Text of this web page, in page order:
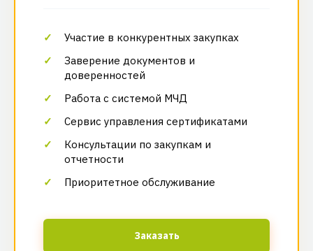
Участие в конкурентных закупках
Заверение документов и
доверенностей
Работа с системой МЧД
Сервис управления сертификатами
Консультации по закупкам и
отчетности
Приоритетное обслуживание
Заказать